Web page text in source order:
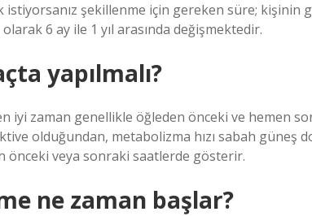
istiyorsanız şekillenme için gereken süre; kişinin
6 ay ile 1 yıl arasında değişmektedir.
yapılmalı?
iyi zaman genellikle öğleden önceki ve hemen
olduğundan, metabolizma hızı sabah güneş
önceki veya sonraki saatlerde gösterir.
ne zaman başlar?